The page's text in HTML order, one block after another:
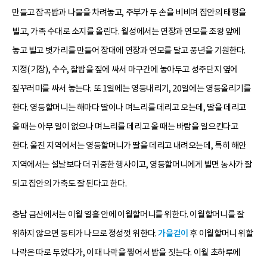
만들고 잡곡밥과 나물을 차려놓고, 주부가 두 손을 비비며 집안의 태평을
빌고, 가족 수대로 소지를 올린다. 월성에서는 연장과 연모를 조왕 앞에
놓고 빌고 볏가리를 만들어 장대에 연장과 연모를 달고 풍년을 기원한다.
지정(기장), 수수, 찰밥을 짚에 싸서 마구간에 놓아두고 성주단지 옆에
짚꾸러미를 싸서 놓는다. 또 1일에는 영등내리기, 20일에는 영등올리기를
한다. 영등할머니는 해마다 딸이나 며느리를 데리고 오는데, 딸을 데리고
올 때는 아무 일이 없으나 며느리를 데리고 올 때는 바람을 일으킨다고
한다. 울진 지역에서는 영등할머니가 딸을 데리고 내려오는데, 특히 해안
지역에서는 설날보다 더 귀중한 행사이고, 영등할머니에게 빌면 농사가 잘
되고 집안의 가축도 잘 된다고 한다.
충남 금산에서는 이월 열흘 안에 이월할머니를 위한다. 이월할머니를 잘
위하지 않으면 동티가 나므로 정성껏 위한다.가을걷이 후 이월할머니 위할
나락은 따로 두었다가, 이때 나락을 찧어서 밥을 짓는다. 이월 초하루에